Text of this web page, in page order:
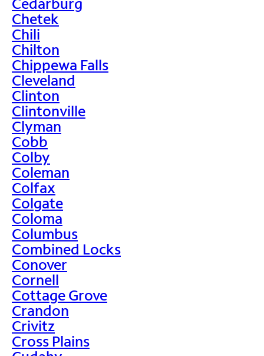
Chetek
Chili
Chilton
Chippewa Falls
Cleveland
Clinton
Clintonville
Clyman
Cobb
Colby
Coleman
Colfax
Colgate
Coloma
Columbus
Combined Locks
Conover
Cornell
Cottage Grove
Crandon
Crivitz
Cross Plains